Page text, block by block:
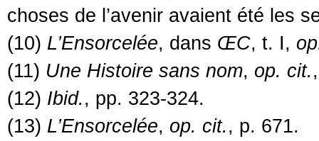
choses de l’avenir avaient été les
(10) L’Ensorcelée, dans ŒC, t. I,
(11) Une Histoire sans nom, op. cit.
(12) Ibid. , pp. 323-324.
(13) L’Ensorcelée, op. cit. , p. 671.